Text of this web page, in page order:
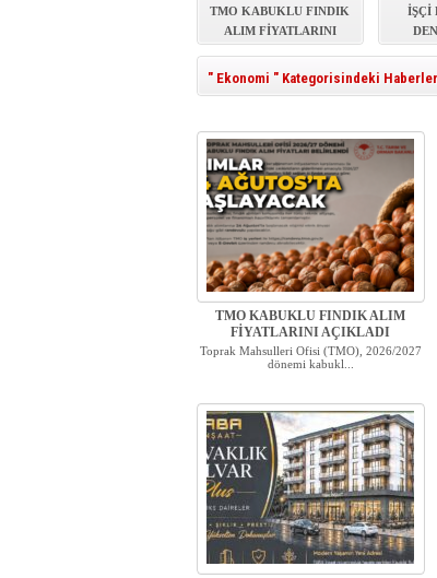
TMO KABUKLU FINDIK
ALIM FİYATLARINI
İŞÇİ
" Ekonomi " Kategorisindeki Haberler
TMO KABUKLU FINDIK ALIM
FİYATLARINI AÇIKLADI
Toprak Mahsulleri Ofisi (TMO), 2026/2027
dönemi kabukl...